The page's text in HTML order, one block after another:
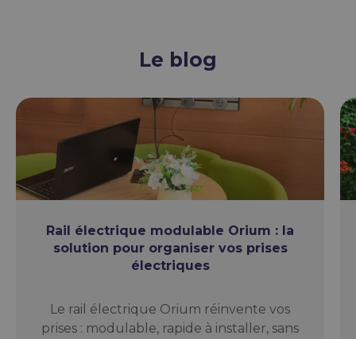
Le blog
Rail électrique modulable Orium : la
solution pour organiser vos prises
électriques
Le rail électrique Orium réinvente vos
prises : modulable, rapide à installer, sans